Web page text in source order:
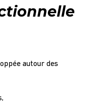
autour des